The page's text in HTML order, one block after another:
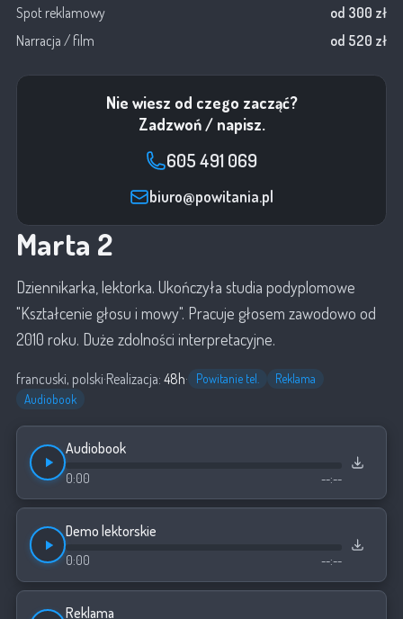
Spot reklamowy
od 300 zł
Narracja / film
od 520 zł
Nie wiesz od czego zacząć?
Zadzwoń / napisz.
605 491 069
biuro@powitania.pl
Marta 2
Dziennikarka, lektorka. Ukończyła studia podyplomowe
"Kształcenie głosu i mowy". Pracuje głosem zawodowo od
2010 roku. Duże zdolności interpretacyjne.
francuski, polski·Realizacja: 48h· Powitanie tel.
Reklama
Audiobook
Audiobook
0:00 --:--
Demo lektorskie
0:00 --:--
Reklama